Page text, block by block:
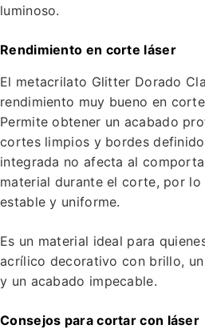
luminoso.
Rendimiento en corte láser
El metacrilato Glitter Dorado
rendimiento muy bueno en corte
Permite obtener un acabado
cortes limpios y bordes
integrada no afecta al
material durante el corte, por lo
estable y uniforme.
Es un material ideal para
acrílico decorativo con brillo,
y un acabado impecable.
Consejos para cortar con láser